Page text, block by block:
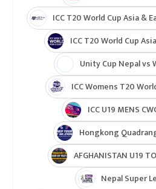
ICC T20 World Cup Asia &
ICC T20 World Cup
Unity Cup Nepal vs
ICC Womens T20
ICC U19 MENS
Hongkong
AFGHANISTAN U19
Nepal Super